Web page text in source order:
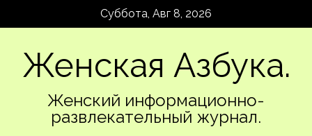
Суббота, Авг 8, 2026
Женская Азбука.
Женский информационно-
развлекательный журнал.